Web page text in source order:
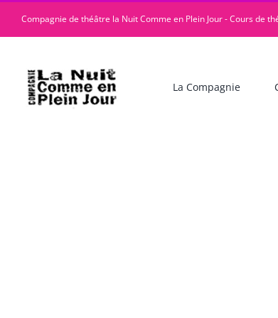
Compagnie de théâtre la Nuit Comme en Plein Jour - Cours de
La Compagnie